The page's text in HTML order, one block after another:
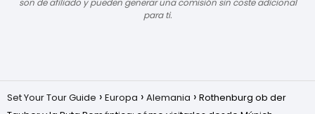
son de afiliado y pueden generar una comisión sin coste adicional
para ti.
Set Your Tour Guide Europa Alemania
Rothenburg ob der